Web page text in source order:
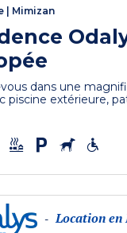
Mimizan
dans une
piscine extérieure,
- Location en